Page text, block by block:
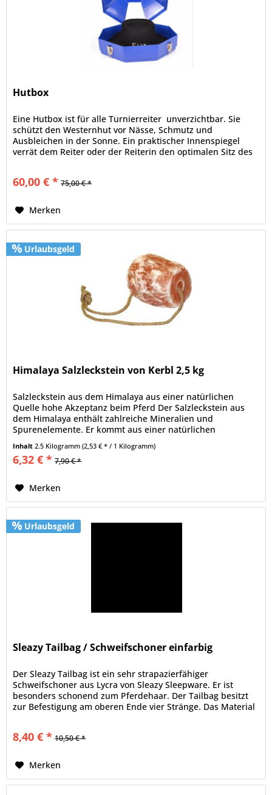
Hutbox
Eine Hutbox ist für alle Turnierreiter unverzichtbar. Sie
schützt den Westernhut vor Nässe, Schmutz und
Ausbleichen in der Sonne. Ein praktischer Innenspiegel
verrät dem Reiter oder der Reiterin den optimalen Sitz des
60,00 € * 75,00 € *
Merken
Urlaubsgeld
Himalaya Salzleckstein von Kerbl 2,5 kg
Salzleckstein aus dem Himalaya aus einer natürlichen
Quelle hohe Akzeptanz beim Pferd Der Salzleckstein aus
dem Himalaya enthält zahlreiche Mineralien und
Spurenelemente. Er kommt aus einer natürlichen
Inhalt 2.5 Kilogramm(2,53 € * / 1 Kilogramm)
6,32 € * 7,90 € *
Merken
Urlaubsgeld
Sleazy Tailbag / Schweifschoner einfarbig
Der Sleazy Tailbag ist ein sehr strapazierfähiger
Schweifschoner aus Lycra von Sleazy Sleepware. Er ist
besonders schonend zum Pferdehaar. Der Tailbag besitzt
zur Befestigung am oberen Ende vier Stränge. Das Material
8,40 € * 10,50 € *
Merken